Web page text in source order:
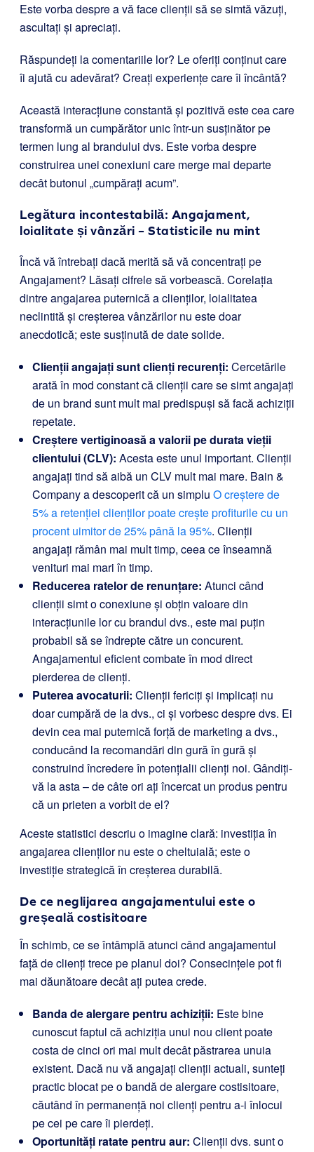
Este vorba despre a vă face clienții să se simtă văzuți,
ascultați și apreciați.
Răspundeți la comentariile lor? Le oferiți conținut care
îi ajută cu adevărat? Creați experiențe care îi încântă?
Această interacțiune constantă și pozitivă este cea care
transformă un cumpărător unic într-un susținător pe
termen lung al brandului dvs. Este vorba despre
construirea unei conexiuni care merge mai departe
decât butonul „cumpărați acum”.
Legătura incontestabilă: Angajament,
loialitate și vânzări – Statisticile nu mint
Încă vă întrebați dacă merită să vă concentrați pe
Angajament? Lăsați cifrele să vorbească. Corelația
dintre angajarea puternică a clienților, loialitatea
neclintită și creșterea vânzărilor nu este doar
anecdotică; este susținută de date solide.
Clienții angajați sunt clienți recurenți: Cercetările
arată în mod constant că clienții care se simt angajați
de un brand sunt mult mai predispuși să facă achiziții
repetate.
Creștere vertiginoasă a valorii pe durata vieții
clientului (CLV): Acesta este unul important. Clienții
angajați tind să aibă un CLV mult mai mare. Bain &
Company a descoperit că un simplu O creștere de
5% a retenției clienților poate crește profiturile cu un
procent uimitor de 25% până la 95%. Clienții
angajați rămân mai mult timp, ceea ce înseamnă
venituri mai mari în timp.
Reducerea ratelor de renunțare: Atunci când
clienții simt o conexiune și obțin valoare din
interacțiunile lor cu brandul dvs., este mai puțin
probabil să se îndrepte către un concurent.
Angajamentul eficient combate în mod direct
pierderea de clienți.
Puterea avocaturii: Clienții fericiți și implicați nu
doar cumpără de la dvs., ci și vorbesc despre dvs. Ei
devin cea mai puternică forță de marketing a dvs.,
conducând la recomandări din gură în gură și
construind încredere în potențialii clienți noi. Gândiți-
vă la asta – de câte ori ați încercat un produs pentru
că un prieten a vorbit de el?
Aceste statistici descriu o imagine clară: investiția în
angajarea clienților nu este o cheltuială; este o
investiție strategică în creșterea durabilă.
De ce neglijarea angajamentului este o
greșeală costisitoare
În schimb, ce se întâmplă atunci când angajamentul
față de clienți trece pe planul doi? Consecințele pot fi
mai dăunătoare decât ați putea crede.
Banda de alergare pentru achiziții: Este bine
cunoscut faptul că achiziția unui nou client poate
costa de cinci ori mai mult decât păstrarea unuia
existent. Dacă nu vă angajați clienții actuali, sunteți
practic blocat pe o bandă de alergare costisitoare,
căutând în permanență noi clienți pentru a-i înlocui
pe cei pe care îi pierdeți.
Oportunități ratate pentru aur: Clienții dvs. sunt o